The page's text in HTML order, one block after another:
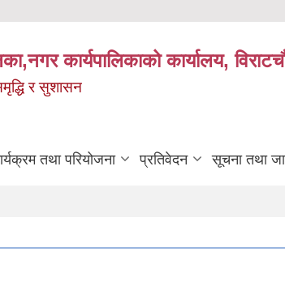
कार्यपालिकाको कार्यालय,
र सुशासन
तथा परियोजना प्रतिवेदन सूचना तथा